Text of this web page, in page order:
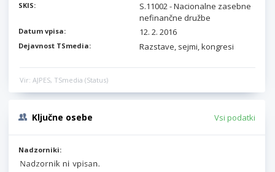
SKIS:
S.11002 - Nacionalne zasebne
nefinančne družbe
Datum vpisa: 12. 2. 2016
Dejavnost TSmedia: Razstave, sejmi, kongresi
Vir: AJPES, TSmedia (Status)
Ključne osebe Vsi podatki
Nadzorniki: